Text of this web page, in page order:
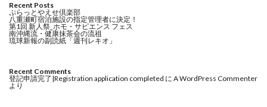
Recent Posts
ぷらっとやえせ倶楽部
八重瀬町宿泊施設の指定管理者に決定！
第1回 新人祭_ホモ・サピエンス フェス
南沖縄流・健康抹茶会の流祖
琉球新報の副読紙「週刊レキオ」
Recent Comments
登記申請完了|Registration application completed に A WordPress Commenter
より